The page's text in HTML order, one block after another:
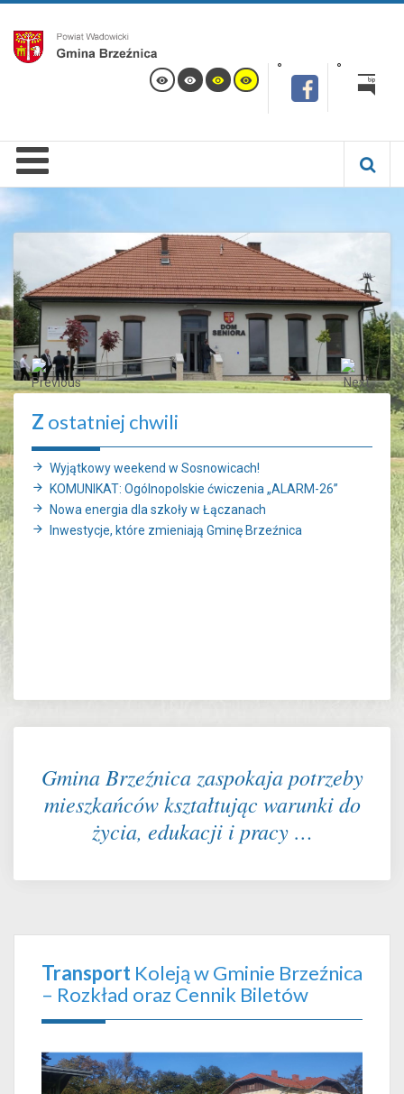
Z ostatniej chwili
Wyjątkowy weekend w Sosnowicach!
KOMUNIKAT: Ogólnopolskie ćwiczenia „ALARM-26”
Nowa energia dla szkoły w Łączanach
Inwestycje, które zmieniają Gminę Brzeźnica
Gmina Brzeźnica zaspokaja potrzeby
mieszkańców kształtując warunki do
życia, edukacji i pracy …
Transport Koleją w Gminie Brzeźnica
– Rozkład oraz Cennik Biletów